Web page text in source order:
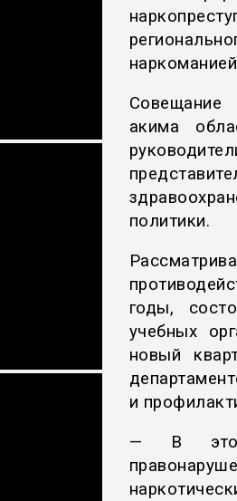
Совещание
акима
политики.
годы,
учебных
новый
и
— В этом